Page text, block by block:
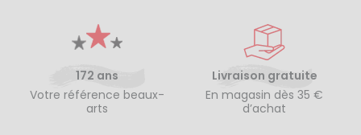
172 ans
Votre référence beaux-
arts
Livraison gratuite
En magasin dès 35 €
d’achat